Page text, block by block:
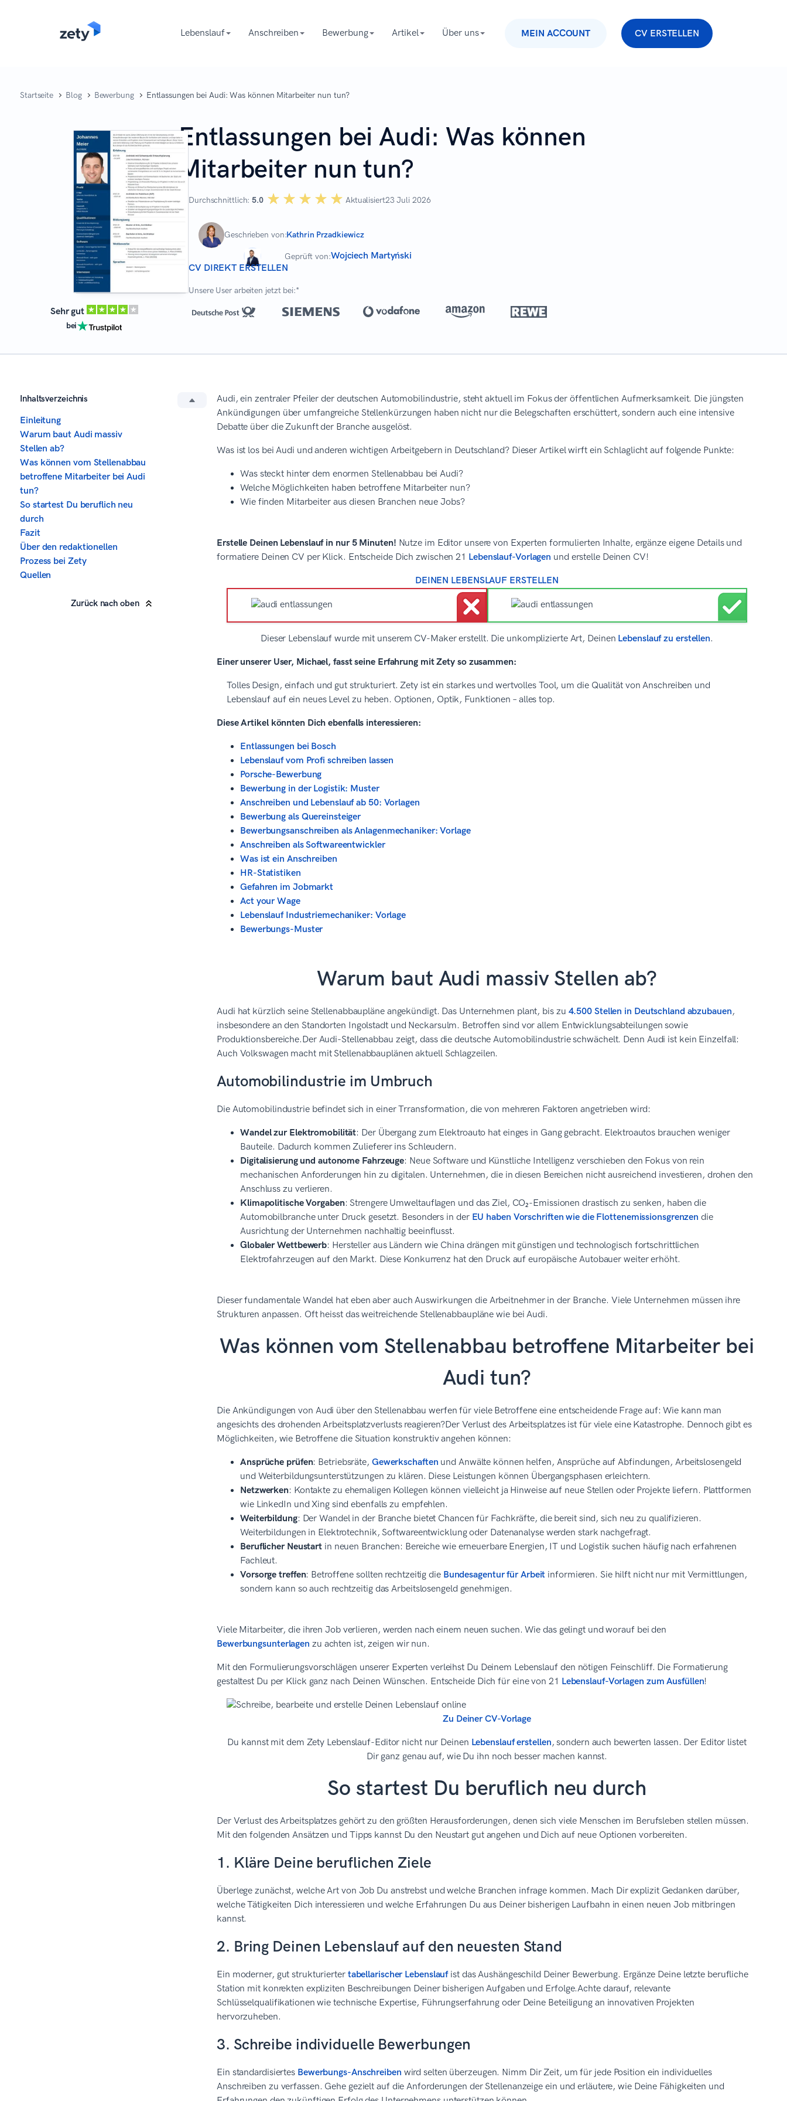
Lebenslauf Anschreiben Bewerbung Artikel Über uns CV ERSTELLEN
MEIN ACCOUNT
Startseite Blog Bewerbung Entlassungen bei Audi: Was können Mitarbeiter nun tun?
Sehr gut
bei
Entlassungen bei Audi: Was können
Mitarbeiter nun tun?
Durchschnittlich:5.0 ☆☆☆☆☆
★★★★★ Aktualisiert23 Juli 2026
Geschrieben von:Kathrin Przadkiewicz
Geprüft von:Wojciech Martyński
CV DIREKT ERSTELLEN
Unsere User arbeiten jetzt bei:*
Inhaltsverzeichnis
Einleitung
Warum baut Audi massiv
Stellen ab?
Was können vom Stellenabbau
betroffene Mitarbeiter bei Audi
tun?
So startest Du beruflich neu
durch
Fazit
Über den redaktionellen
Prozess bei Zety
Quellen
Zurück nach oben
Audi, ein zentraler Pfeiler der deutschen Automobilindustrie, steht aktuell im Fokus der öffentlichen Aufmerksamkeit. Die jüngsten
Ankündigungen über umfangreiche Stellenkürzungen haben nicht nur die Belegschaften erschüttert, sondern auch eine intensive
Debatte über die Zukunft der Branche ausgelöst.
Was ist los bei Audi und anderen wichtigen Arbeitgebern in Deutschland? Dieser Artikel wirft ein Schlaglicht auf folgende Punkte:
Was steckt hinter dem enormen Stellenabbau bei Audi?
Welche Möglichkeiten haben betroffene Mitarbeiter nun?
Wie finden Mitarbeiter aus diesen Branchen neue Jobs?
Erstelle Deinen Lebenslauf in nur 5 Minuten! Nutze im Editor unsere von Experten formulierten Inhalte, ergänze eigene Details und
formatiere Deinen CV per Klick. Entscheide Dich zwischen 21 Lebenslauf-Vorlagen und erstelle Deinen CV!
DEINEN LEBENSLAUF ERSTELLEN
Dieser Lebenslauf wurde mit unserem CV-Maker erstellt. Die unkomplizierte Art, Deinen Lebenslauf zu erstellen.
Einer unserer User, Michael, fasst seine Erfahrung mit Zety so zusammen:
Tolles Design, einfach und gut strukturiert. Zety ist ein starkes und wertvolles Tool, um die Qualität von Anschreiben und
Lebenslauf auf ein neues Level zu heben. Optionen, Optik, Funktionen – alles top.
Diese Artikel könnten Dich ebenfalls interessieren:
Entlassungen bei Bosch
Lebenslauf vom Profi schreiben lassen
Porsche-Bewerbung
Bewerbung in der Logistik: Muster
Anschreiben und Lebenslauf ab 50: Vorlagen
Bewerbung als Quereinsteiger
Bewerbungsanschreiben als Anlagenmechaniker: Vorlage
Anschreiben als Softwareentwickler
Was ist ein Anschreiben
HR-Statistiken
Gefahren im Jobmarkt
Act your Wage
Lebenslauf Industriemechaniker: Vorlage
Bewerbungs-Muster
Warum baut Audi massiv Stellen ab?
Audi hat kürzlich seine Stellenabbaupläne angekündigt. Das Unternehmen plant, bis zu 4.500 Stellen in Deutschland abzubauen,
insbesondere an den Standorten Ingolstadt und Neckarsulm. Betroffen sind vor allem Entwicklungsabteilungen sowie
Produktionsbereiche.Der Audi-Stellenabbau zeigt, dass die deutsche Automobilindustrie schwächelt. Denn Audi ist kein Einzelfall:
Auch Volkswagen macht mit Stellenabbauplänen aktuell Schlagzeilen.
Automobilindustrie im Umbruch
Die Automobilindustrie befindet sich in einer Trransformation, die von mehreren Faktoren angetrieben wird:
Wandel zur Elektromobilität: Der Übergang zum Elektroauto hat einges in Gang gebracht. Elektroautos brauchen weniger
Bauteile. Dadurch kommen Zulieferer ins Schleudern.
Digitalisierung und autonome Fahrzeuge: Neue Software und Künstliche Intelligenz verschieben den Fokus von rein
mechanischen Anforderungen hin zu digitalen. Unternehmen, die in diesen Bereichen nicht ausreichend investieren, drohen den
Anschluss zu verlieren.
Klimapolitische Vorgaben: Strengere Umweltauflagen und das Ziel, CO₂-Emissionen drastisch zu senken, haben die
Automobilbranche unter Druck gesetzt. Besonders in der EU haben Vorschriften wie die Flottenemissionsgrenzen die
Ausrichtung der Unternehmen nachhaltig beeinflusst.
Globaler Wettbewerb: Hersteller aus Ländern wie China drängen mit günstigen und technologisch fortschrittlichen
Elektrofahrzeugen auf den Markt. Diese Konkurrenz hat den Druck auf europäische Autobauer weiter erhöht.
Dieser fundamentale Wandel hat eben aber auch Auswirkungen die Arbeitnehmer in der Branche. Viele Unternehmen müssen ihre
Strukturen anpassen. Oft heisst das weitreichende Stellenabbaupläne wie bei Audi.
Was können vom Stellenabbau betroffene Mitarbeiter bei
Audi tun?
Die Ankündigungen von Audi über den Stellenabbau werfen für viele Betroffene eine entscheidende Frage auf: Wie kann man
angesichts des drohenden Arbeitsplatzverlusts reagieren?Der Verlust des Arbeitsplatzes ist für viele eine Katastrophe. Dennoch gibt es
Möglichkeiten, wie Betroffene die Situation konstruktiv angehen können:
Ansprüche prüfen: Betriebsräte, Gewerkschaften und Anwälte können helfen, Ansprüche auf Abfindungen, Arbeitslosengeld
und Weiterbildungsunterstützungen zu klären. Diese Leistungen können Übergangsphasen erleichtern.
Netzwerken: Kontakte zu ehemaligen Kollegen können vielleicht ja Hinweise auf neue Stellen oder Projekte liefern. Plattformen
wie LinkedIn und Xing sind ebenfalls zu empfehlen.
Weiterbildung: Der Wandel in der Branche bietet Chancen für Fachkräfte, die bereit sind, sich neu zu qualifizieren.
Weiterbildungen in Elektrotechnik, Softwareentwicklung oder Datenanalyse werden stark nachgefragt.
Beruflicher Neustart in neuen Branchen: Bereiche wie erneuerbare Energien, IT und Logistik suchen häufig nach erfahrenen
Fachleut.
Vorsorge treffen: Betroffene sollten rechtzeitig die Bundesagentur für Arbeit informieren. Sie hilft nicht nur mit Vermittlungen,
sondern kann so auch rechtzeitig das Arbeitslosengeld genehmigen.
Viele Mitarbeiter, die ihren Job verlieren, werden nach einem neuen suchen. Wie das gelingt und worauf bei den
Bewerbungsunterlagen zu achten ist, zeigen wir nun.
Mit den Formulierungsvorschlägen unserer Experten verleihst Du Deinem Lebenslauf den nötigen Feinschliff. Die Formatierung
gestaltest Du per Klick ganz nach Deinen Wünschen. Entscheide Dich für eine von 21 Lebenslauf-Vorlagen zum Ausfüllen!
Zu Deiner CV-Vorlage
Du kannst mit dem Zety Lebenslauf-Editor nicht nur Deinen Lebenslauf erstellen, sondern auch bewerten lassen. Der Editor listet
Dir ganz genau auf, wie Du ihn noch besser machen kannst.
So startest Du beruflich neu durch
Der Verlust des Arbeitsplatzes gehört zu den größten Herausforderungen, denen sich viele Menschen im Berufsleben stellen müssen.
Mit den folgenden Ansätzen und Tipps kannst Du den Neustart gut angehen und Dich auf neue Optionen vorbereiten.
1. Kläre Deine beruflichen Ziele
Überlege zunächst, welche Art von Job Du anstrebst und welche Branchen infrage kommen. Mach Dir explizit Gedanken darüber,
welche Tätigkeiten Dich interessieren und welche Erfahrungen Du aus Deiner bisherigen Laufbahn in einen neuen Job mitbringen
kannst.
2. Bring Deinen Lebenslauf auf den neuesten Stand
Ein moderner, gut strukturierter tabellarischer Lebenslaufist das Aushängeschild Deiner Bewerbung. Ergänze Deine letzte berufliche
Station mit konrekten expliziten Beschreibungen Deiner bisherigen Aufgaben und Erfolge.Achte darauf, relevante
Schlüsselqualifikationen wie technische Expertise, Führungserfahrung oder Deine Beteiligung an innovativen Projekten
hervorzuheben.
3. Schreibe individuelle Bewerbungen
Ein standardisiertes Bewerbungs-Anschreiben wird selten überzeugen. Nimm Dir Zeit, um für jede Position ein individuelles
Anschreiben zu verfassen. Gehe gezielt auf die Anforderungen der Stellenanzeige ein und erläutere, wie Deine Fähigkeiten und